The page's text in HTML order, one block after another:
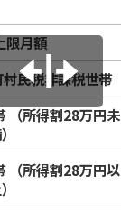
限月額
民税非課税世帯
（所得割28万円未
（所得割28万円以